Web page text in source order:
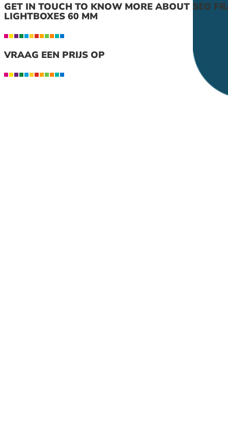
GET IN TOUCH TO KNOW MORE ABOUT SEG
LIGHTBOXES 60 MM
VRAAG EEN PRIJS OP